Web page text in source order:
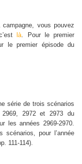
vous pouvez
là. Pour le premier
le premier épisode du
série de trois scénarios
2972 et 2973 du
les années 2969-2970.
pour l’année
111-114).